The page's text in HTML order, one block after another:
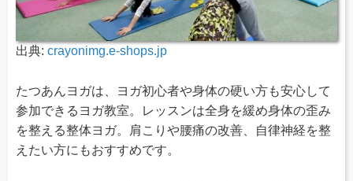
出典: crayonimg.e-shops.jp
たつあんヨガは、ヨガ初心者や身体の硬い方も安心して
参加できるヨガ教室。レッスンは全身を緩め身体の歪み
を整える整体ヨガ。肩こりや腰痛の改善、自律神経を整
えたい方にもおすすめです。